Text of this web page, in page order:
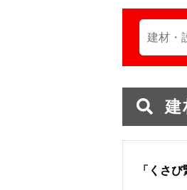
建
「くさ